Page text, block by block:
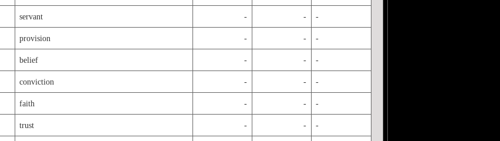
servant - - -
provision - - -
belief - - -
conviction - - -
faith - - -
trust - - -